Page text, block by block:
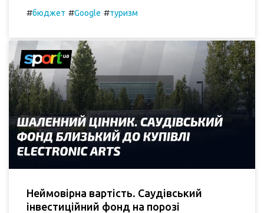
#бюджет #Google #туризм
Неймовірна вартість. Саудівський
інвестиційний фонд на порозі